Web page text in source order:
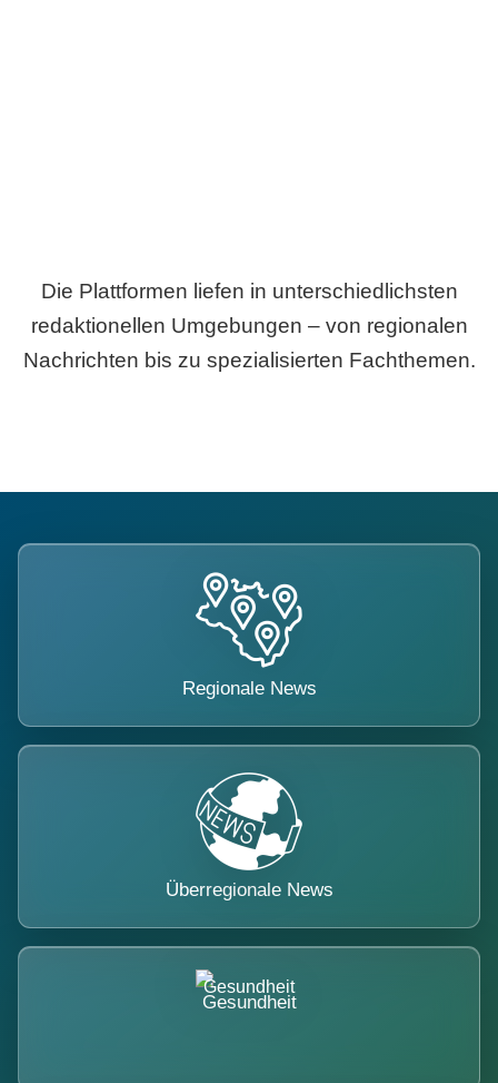
Die Plattformen liefen in unterschiedlichsten
redaktionellen Umgebungen – von regionalen
Nachrichten bis zu spezialisierten Fachthemen.
Regionale News
Überregionale News
Gesundheit